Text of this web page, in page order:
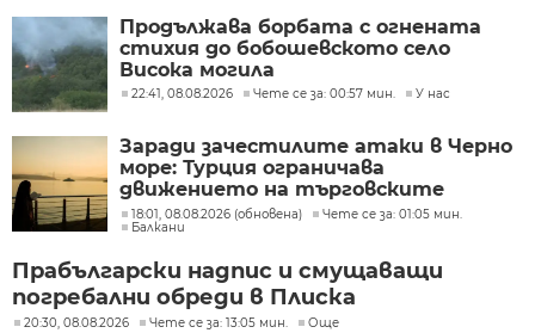
Продължава борбата с огнената
стихия до бобошевското село
Висока могила
22:41, 08.08.2026 Чете се за: 00:57 мин. У нас
Заради зачестилите атаки в Черно
море: Турция ограничава
движението на търговските
кораби
18:01, 08.08.2026 (обновена)
Чете се за: 01:05 мин.
Балкани
Прабългарски надпис и смущаващи
погребални обреди в Плиска
20:30, 08.08.2026 Чете се за: 13:05 мин. Още